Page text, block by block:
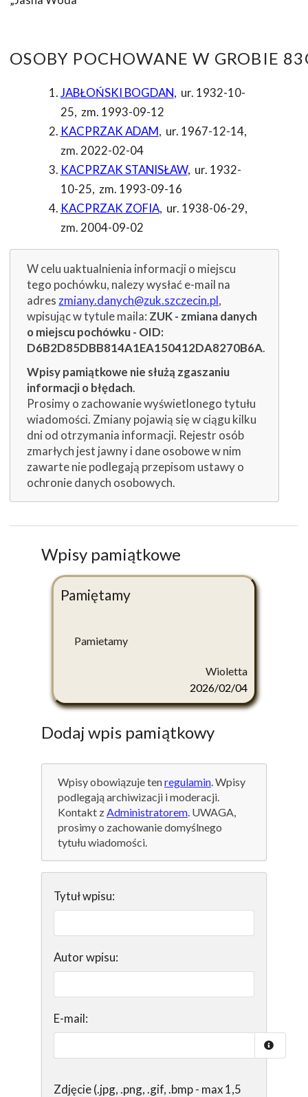
OSOBY POCHOWANE W GROBIE
JABŁOŃSKI BOGDAN, ur. 1932-10-
25, zm. 1993-09-12
KACPRZAK ADAM, ur. 1967-12-14,
zm. 2022-02-04
KACPRZAK STANISŁAW, ur. 1932-
10-25, zm. 1993-09-16
KACPRZAK ZOFIA, ur. 1938-06-29,
zm. 2004-09-02
W celu uaktualnienia informacji o miejscu
tego pochówku, nalezy wysłać e-mail na
adres zmiany.danych@zuk.szczecin.pl,
wpisując w tytule maila: ZUK - zmiana danych
o miejscu pochówku - OID:
D6B2D85DBB814A1EA150412DA8270B6A.
Wpisy pamiątkowe nie służą zgaszaniu
informacji o błędach.
Prosimy o zachowanie wyświetlonego tytułu
wiadomości. Zmiany pojawią się w ciągu kilku
dni od otrzymania informacji. Rejestr osób
zmarłych jest jawny i dane osobowe w nim
zawarte nie podlegają przepisom ustawy o
ochronie danych osobowych.
Wpisy pamiątkowe
Pamiętamy
Pamietamy
Wioletta
2026/02/04
Dodaj wpis pamiątkowy
Wpisy obowiązuje tenregulamin. Wpisy
podlegają archiwizacji i moderacji.
Kontakt zAdministratorem. UWAGA,
prosimy o zachowanie domyślnego
tytułu wiadomości.
Tytuł wpisu:
Autor wpisu:
E-mail:
Zdjęcie (.jpg, .png, .gif, .bmp - max 1,5